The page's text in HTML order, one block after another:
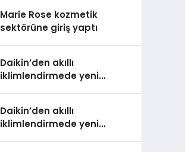
Aldı
Marie Rose kozmetik
sektörüne giriş yaptı
Daikin’den akıllı
iklimlendirmede yeni
Daikin’den akıllı
iklimlendirmede yeni